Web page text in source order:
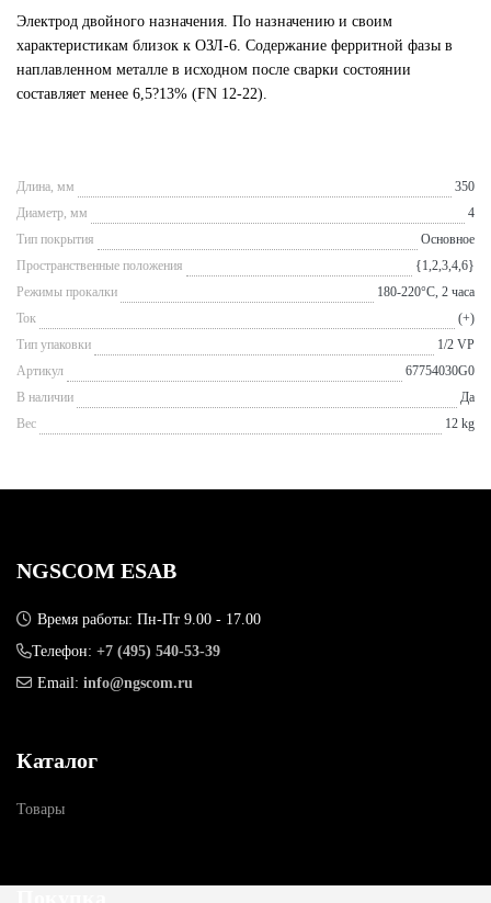
Электрод двойного назначения. По назначению и своим
характеристикам близок к ОЗЛ-6. Содержание ферритной фазы в
наплавленном металле в исходном после сварки состоянии
составляет менее 6,5?13% (FN 12-22).
Длина, мм
350
Диаметр, мм
4
Тип покрытия
Основное
Пространственные положения
{1,2,3,4,6}
Режимы прокалки
180-220°С, 2 часа
Ток
(+)
Тип упаковки
1/2 VP
Артикул
67754030G0
В наличии
Да
Вес
12 kg
NGSCOM ESAB
Время работы: Пн-Пт 9.00 - 17.00
Телефон: +7 (495) 540-53-39
Email: info@ngscom.ru
Каталог
Товары